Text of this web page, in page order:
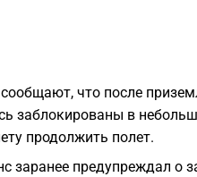
что после
заблокированы в
продолжить полет.
заранее предупреждал о